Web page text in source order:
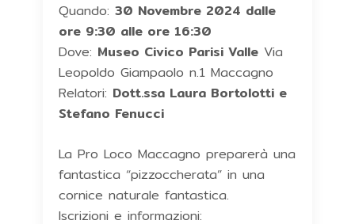
Quando: 30 Novembre 2024 dalle
ore 9:30 alle ore 16:30
Dove: Museo Civico Parisi Valle Via
Leopoldo Giampaolo n.1 Maccagno
Relatori: Dott.ssa Laura Bortolotti e
Stefano Fenucci
La Pro Loco Maccagno preparerà una
fantastica “pizzoccherata” in una
cornice naturale fantastica.
Iscrizioni e informazioni: